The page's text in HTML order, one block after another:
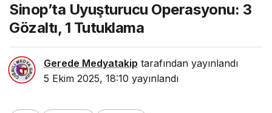
Tutuklama
Sinop’ta Uyuşturucu Operasyonu: 3
Gözaltı, 1 Tutuklama
Gerede Medyatakip tarafından yayınlandı
5 Ekim 2025, 18:10 yayınlandı